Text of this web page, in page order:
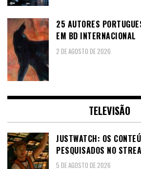
25 AUTORES
EM BD INTERNACIONAL
2 DE AGOSTO DE 2026
TELEVISÃO
JUSTWATCH: OS
PESQUISADOS NO
5 DE AGOSTO DE 2026